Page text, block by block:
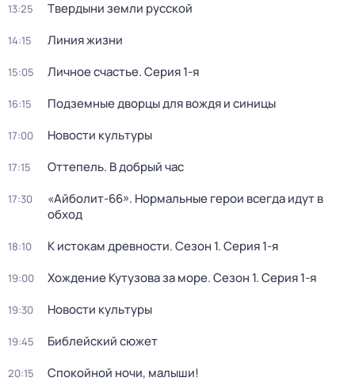
13:25 Твердыни земли русской
14:15 Линия жизни
15:05 Личное счастье. Серия 1-я
16:15 Подземные дворцы для вождя и синицы
17:00 Новости культуры
17:15 Оттепель. В добрый час
17:30
«Айболит-66». Нормальные герои всегда идут в
обход
18:10 К истокам древности. Сезон 1. Серия 1-я
19:00 Хождение Кутузова за море. Сезон 1. Серия 1-я
19:30 Новости культуры
19:45 Библейский сюжет
20:15 Спокойной ночи, малыши!